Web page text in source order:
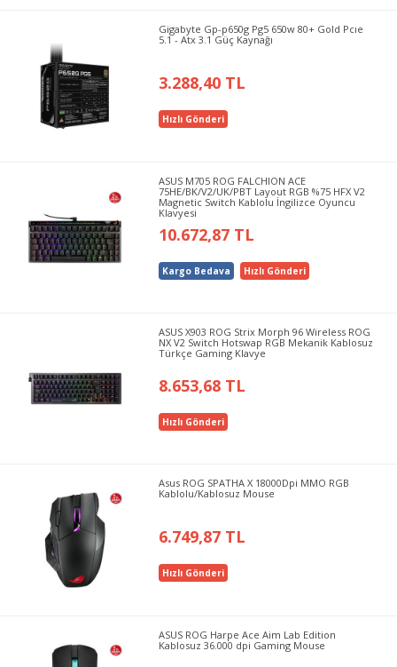
Gigabyte Gp-p650g Pg5 650w 80+ Gold Pcıe
5.1 - Atx 3.1 Güç Kaynağı
3.288,40 TL
Hızlı Gönderi
ASUS M705 ROG FALCHION ACE
75HE/BK/V2/UK/PBT Layout RGB %75 HFX V2
Magnetic Switch Kablolu İngilizce Oyuncu
Klavyesi
10.672,87 TL
Kargo Bedava Hızlı Gönderi
ASUS X903 ROG Strix Morph 96 Wireless ROG
NX V2 Switch Hotswap RGB Mekanik Kablosuz
Türkçe Gaming Klavye
8.653,68 TL
Hızlı Gönderi
Asus ROG SPATHA X 18000Dpi MMO RGB
Kablolu/Kablosuz Mouse
6.749,87 TL
Hızlı Gönderi
ASUS ROG Harpe Ace Aim Lab Edition
Kablosuz 36.000 dpi Gaming Mouse